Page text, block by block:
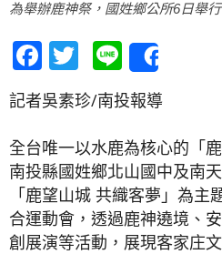
為舉辦鹿神祭，國姓鄉公所6日舉
Facebook
Twitter
Line
記者吳素珍/南投報導
全台唯一以水鹿為核心的「
南投縣國姓鄉北山國中及南
「鹿望山城 共織客夢」為
合運動會，透過鹿神遶境、
創展演等活動，展現客家庄